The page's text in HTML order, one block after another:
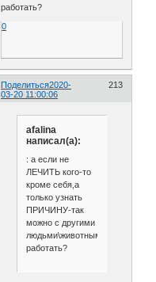
работать?
0
Поделиться 213
2020-
03-20 11:00:06
afalina
написал(а):
: а если не
ЛЕЧИТЬ кого-то
кроме себя,а
только узнать
ПРИЧИНУ-так
можно с другими
людьми\животными
работать?